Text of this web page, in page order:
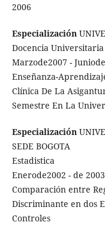
2006
Especialización
Docencia Universitaria
Marzode2007 -
Enseñanza-
Clínica De La
Semestre En La
Especialización
SEDE BOGOTA
Estadistica
Enerode2002 - de 2003
Comparación entre
Discriminante en dos
Controles